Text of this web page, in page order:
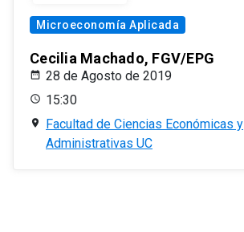
Microeconomía Aplicada
Cecilia Machado, FGV/EPG
28 de Agosto de 2019
15:30
Facultad de Ciencias Económicas y
Administrativas UC